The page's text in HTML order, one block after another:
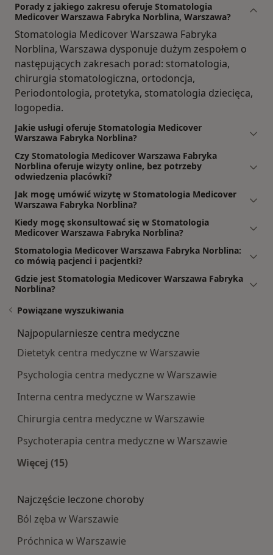
Porady z jakiego zakresu oferuje Stomatologia
Medicover Warszawa Fabryka Norblina, Warszawa?
Stomatologia Medicover Warszawa Fabryka
Norblina, Warszawa dysponuje dużym zespołem o
następujących zakresach porad: stomatologia,
chirurgia stomatologiczna, ortodoncja,
Periodontologia, protetyka, stomatologia dziecięca,
logopedia.
Jakie usługi oferuje Stomatologia Medicover
Warszawa Fabryka Norblina?
Czy Stomatologia Medicover Warszawa Fabryka
Norblina oferuje wizyty online, bez potrzeby
odwiedzenia placówki?
Jak mogę umówić wizytę w Stomatologia Medicover
Warszawa Fabryka Norblina?
Kiedy mogę skonsultować się w Stomatologia
Medicover Warszawa Fabryka Norblina?
Stomatologia Medicover Warszawa Fabryka Norblina:
co mówią pacjenci i pacjentki?
Gdzie jest Stomatologia Medicover Warszawa Fabryka
Norblina?
Powiązane wyszukiwania
Najpopularniesze centra medyczne
Dietetyk centra medyczne w Warszawie
Psychologia centra medyczne w Warszawie
Interna centra medyczne w Warszawie
Chirurgia centra medyczne w Warszawie
Psychoterapia centra medyczne w Warszawie
Więcej (15)
Najczęście leczone choroby
Ból zęba w Warszawie
Próchnica w Warszawie